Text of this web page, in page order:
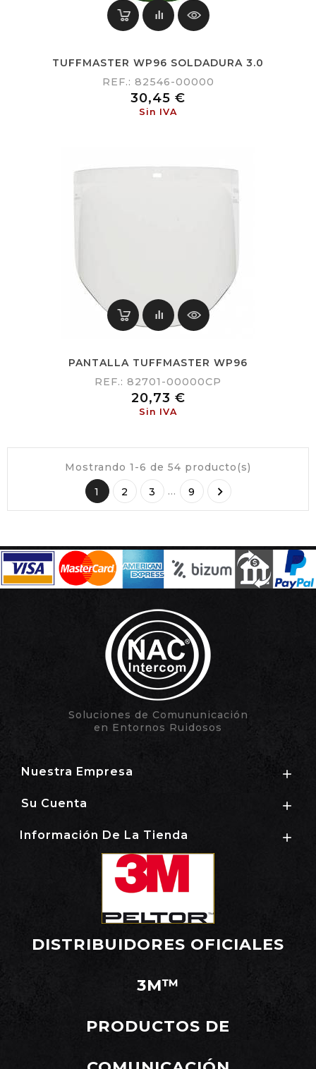
TUFFMASTER WP96 SOLDADURA 3.0
REF.: 82546-00000
Precio
30,45 €
Sin IVA
PANTALLA TUFFMASTER WP96
REF.: 82701-00000CP
Precio
20,73 €
Sin IVA
Mostrando 1-6 de 54 producto(s)
1
2 3 … 9 
Soluciones de Comununicación
en Entornos Ruidosos
Nuestra Empresa 
Su Cuenta 
Información De La Tienda 
DISTRIBUIDORES OFICIALES
3M™
PRODUCTOS DE